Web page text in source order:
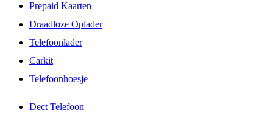
Prepaid Kaarten
Draadloze Oplader
Telefoonlader
Carkit
Telefoonhoesje
Dect Telefoon